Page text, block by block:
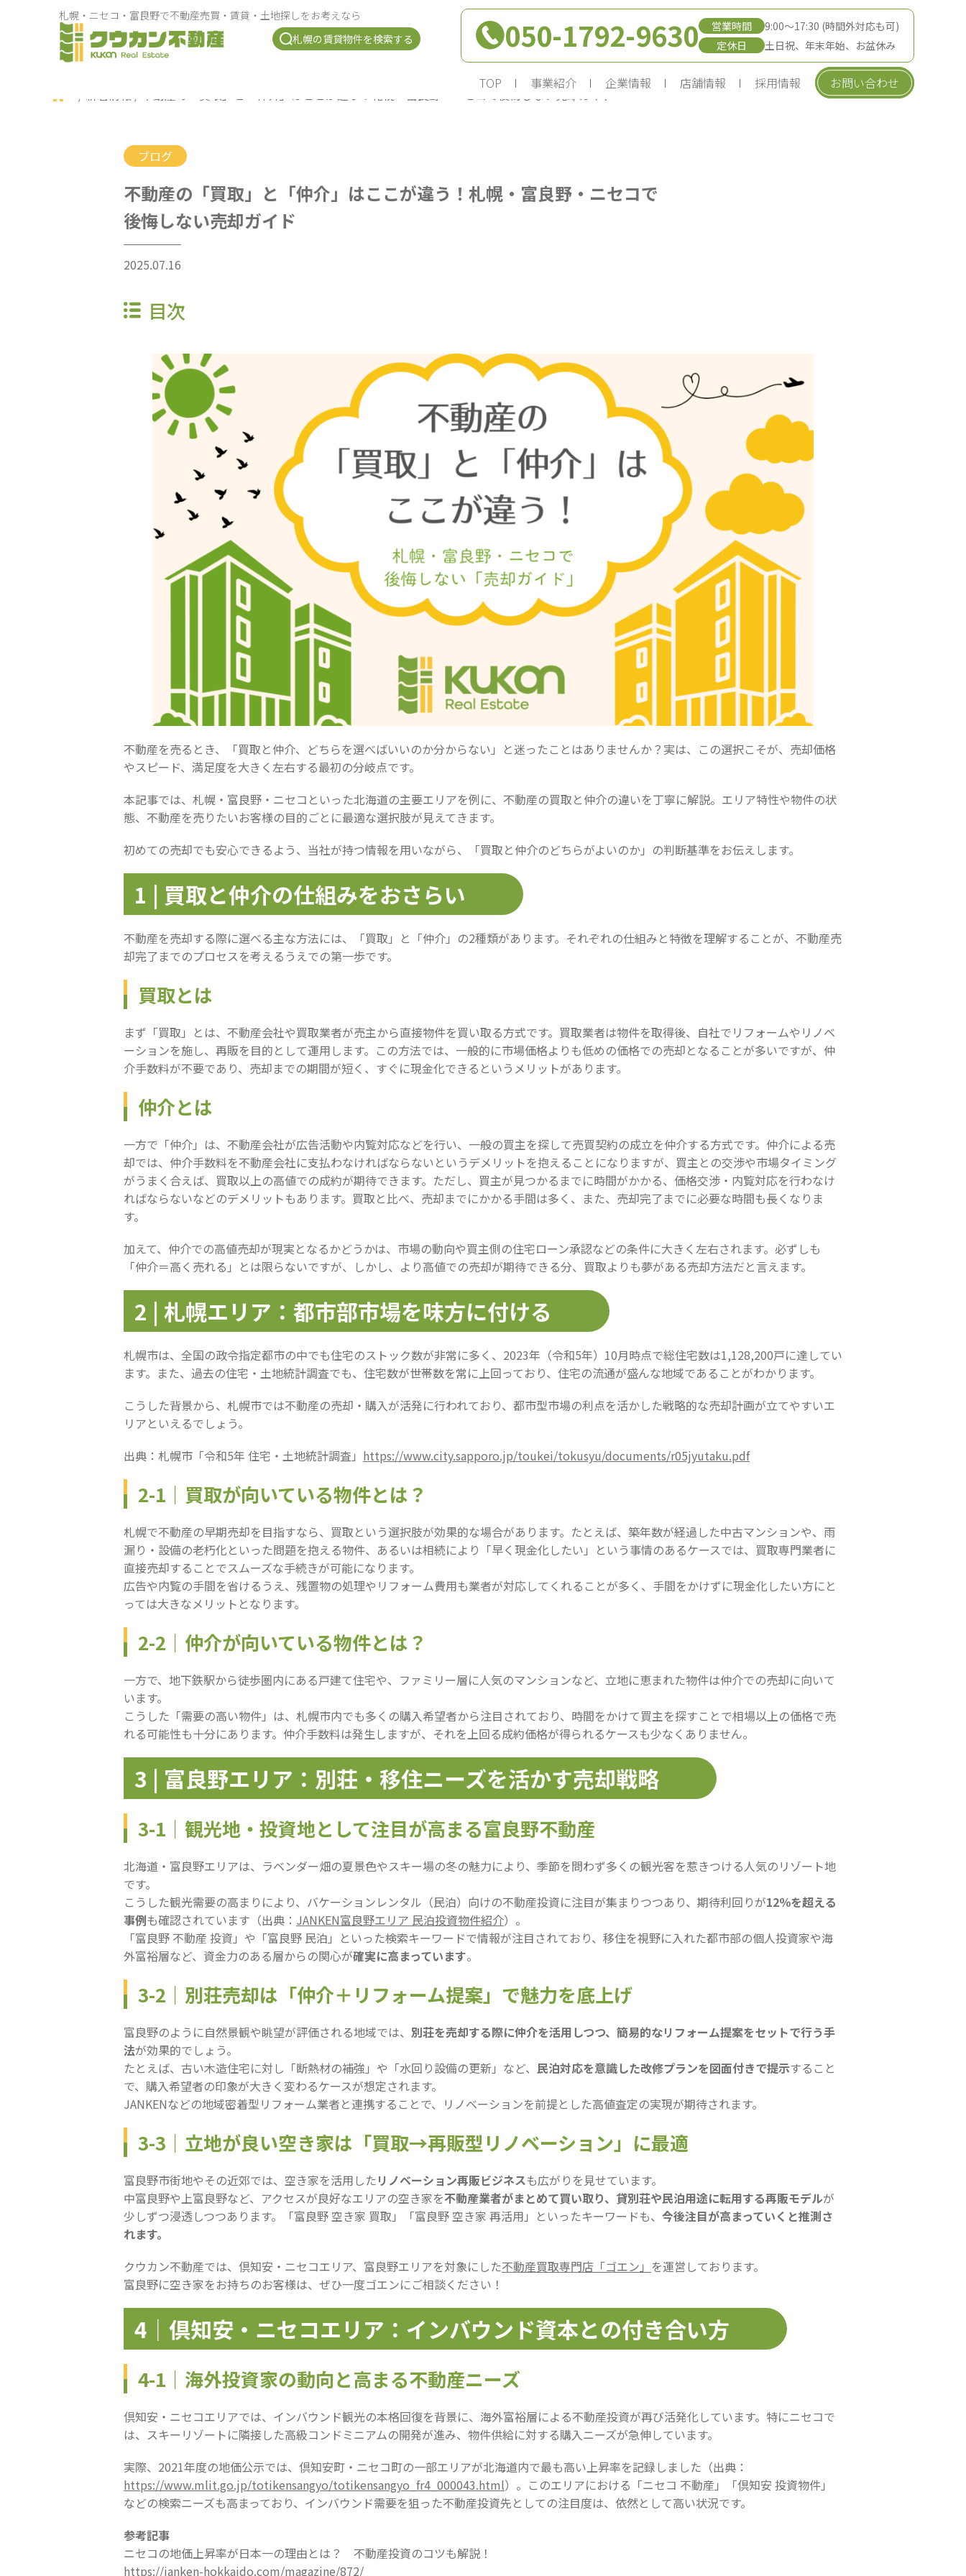
札幌・ニセコ・富良野で不動産売買・賃貸・土地探しをお考えなら
札幌の賃貸物件を検索する
050-1792-9630 営業時間
9:00〜17:30 (時間外対応も可)
定休日
土日祝、年末年始、お盆休み
TOP 事業紹介 企業情報 店舗情報 採用情報 お問い合わせ
/ 新着情報 / 不動産の「買取」と「仲介」はここが違う！札幌・富良野・ニセコで後悔しない売却ガイド
ブログ
不動産の「買取」と「仲介」はここが違う！札幌・富良野・ニセコで
後悔しない売却ガイド
2025.07.16
目次
不動産を売るとき、「買取と仲介、どちらを選べばいいのか分からない」と迷ったことはありませんか？実は、この選択こそが、売却価格
やスピード、満足度を大きく左右する最初の分岐点です。
本記事では、札幌・富良野・ニセコといった北海道の主要エリアを例に、不動産の買取と仲介の違いを丁寧に解説。エリア特性や物件の状
態、不動産を売りたいお客様の目的ごとに最適な選択肢が見えてきます。
初めての売却でも安心できるよう、当社が持つ情報を用いながら、「買取と仲介のどちらがよいのか」の判断基準をお伝えします。
1 | 買取と仲介の仕組みをおさらい
不動産を売却する際に選べる主な方法には、「買取」と「仲介」の2種類があります。それぞれの仕組みと特徴を理解することが、不動産売
却完了までのプロセスを考えるうえでの第一歩です。
買取とは
まず「買取」とは、不動産会社や買取業者が売主から直接物件を買い取る方式です。買取業者は物件を取得後、自社でリフォームやリノベ
ーションを施し、再販を目的として運用します。この方法では、一般的に市場価格よりも低めの価格での売却となることが多いですが、仲
介手数料が不要であり、売却までの期間が短く、すぐに現金化できるというメリットがあります。
仲介とは
一方で「仲介」は、不動産会社が広告活動や内覧対応などを行い、一般の買主を探して売買契約の成立を仲介する方式です。仲介による売
却では、仲介手数料を不動産会社に支払わなければならないというデメリットを抱えることになりますが、買主との交渉や市場タイミング
がうまく合えば、買取以上の高値での成約が期待できます。ただし、買主が見つかるまでに時間がかかる、価格交渉・内覧対応を行わなけ
ればならないなどのデメリットもあります。買取と比べ、売却までにかかる手間は多く、また、売却完了までに必要な時間も長くなりま
す。
加えて、仲介での高値売却が現実となるかどうかは、市場の動向や買主側の住宅ローン承認などの条件に大きく左右されます。必ずしも
「仲介＝高く売れる」とは限らないですが、しかし、より高値での売却が期待できる分、買取よりも夢がある売却方法だと言えます。
2 | 札幌エリア：都市部市場を味方に付ける
札幌市は、全国の政令指定都市の中でも住宅のストック数が非常に多く、2023年（令和5年）10月時点で総住宅数は1,128,200戸に達してい
ます。また、過去の住宅・土地統計調査でも、住宅数が世帯数を常に上回っており、住宅の流通が盛んな地域であることがわかります。
こうした背景から、札幌市では不動産の売却・購入が活発に行われており、都市型市場の利点を活かした戦略的な売却計画が立てやすいエ
リアといえるでしょう。
出典：札幌市「令和5年 住宅・土地統計調査」 https://www.city.sapporo.jp/toukei/tokusyu/documents/r05jyutaku.pdf
2-1｜買取が向いている物件とは？
札幌で不動産の早期売却を目指すなら、買取という選択肢が効果的な場合があります。たとえば、築年数が経過した中古マンションや、雨
漏り・設備の老朽化といった問題を抱える物件、あるいは相続により「早く現金化したい」という事情のあるケースでは、買取専門業者に
直接売却することでスムーズな手続きが可能になります。
広告や内覧の手間を省けるうえ、残置物の処理やリフォーム費用も業者が対応してくれることが多く、手間をかけずに現金化したい方にと
っては大きなメリットとなります。
2-2｜仲介が向いている物件とは？
一方で、地下鉄駅から徒歩圏内にある戸建て住宅や、ファミリー層に人気のマンションなど、立地に恵まれた物件は仲介での売却に向いて
います。
こうした「需要の高い物件」は、札幌市内でも多くの購入希望者から注目されており、時間をかけて買主を探すことで相場以上の価格で売
れる可能性も十分にあります。仲介手数料は発生しますが、それを上回る成約価格が得られるケースも少なくありません。
3 | 富良野エリア：別荘・移住ニーズを活かす売却戦略
3-1｜観光地・投資地として注目が高まる富良野不動産
北海道・富良野エリアは、ラベンダー畑の夏景色やスキー場の冬の魅力により、季節を問わず多くの観光客を惹きつける人気のリゾート地
です。
こうした観光需要の高まりにより、バケーションレンタル（民泊）向けの不動産投資に注目が集まりつつあり、期待利回りが12％を超える
事例も確認されています（出典： JANKEN富良野エリア 民泊投資物件紹介）。
「富良野 不動産 投資」や「富良野 民泊」といった検索キーワードで情報が注目されており、移住を視野に入れた都市部の個人投資家や海
外富裕層など、資金力のある層からの関心が確実に高まっています。
3-2｜別荘売却は「仲介＋リフォーム提案」で魅力を底上げ
富良野のように自然景観や眺望が評価される地域では、 別荘を売却する際に仲介を活用しつつ、簡易的なリフォーム提案をセットで行う手
法が効果的でしょう。
たとえば、古い木造住宅に対し「断熱材の補強」や「水回り設備の更新」など、 民泊対応を意識した改修プランを図面付きで提示すること
で、購入希望者の印象が大きく変わるケースが想定されます。
JANKENなどの地域密着型リフォーム業者と連携することで、リノベーションを前提とした高値査定の実現が期待されます。
3-3｜立地が良い空き家は「買取→再販型リノベーション」に最適
富良野市街地やその近郊では、空き家を活用したリノベーション再販ビジネスも広がりを見せています。
中富良野や上富良野など、アクセスが良好なエリアの空き家を不動産業者がまとめて買い取り、貸別荘や民泊用途に転用する再販モデルが
少しずつ浸透しつつあります。「富良野 空き家 買取」「富良野 空き家 再活用」といったキーワードも、 今後注目が高まっていくと推測さ
れます。
クウカン不動産では、倶知安・ニセコエリア、富良野エリアを対象にした不動産買取専門店「ゴエン」 を運営しております。
富良野に空き家をお持ちのお客様は、ぜひ一度ゴエンにご相談ください！
4｜倶知安・ニセコエリア：インバウンド資本との付き合い方
4-1｜海外投資家の動向と高まる不動産ニーズ
倶知安・ニセコエリアでは、インバウンド観光の本格回復を背景に、海外富裕層による不動産投資が再び活発化しています。特にニセコで
は、スキーリゾートに隣接した高級コンドミニアムの開発が進み、物件供給に対する購入ニーズが急伸しています。
実際、2021年度の地価公示では、倶知安町・ニセコ町の一部エリアが北海道内で最も高い上昇率を記録しました（出典：
https://www.mlit.go.jp/totikensangyo/totikensangyo_fr4_000043.html）。このエリアにおける「ニセコ 不動産」「倶知安 投資物件」
などの検索ニーズも高まっており、インバウンド需要を狙った不動産投資先としての注目度は、依然として高い状況です。
参考記事
ニセコの地価上昇率が日本一の理由とは？ 不動産投資のコツも解説！
https://janken-hokkaido.com/magazine/872/